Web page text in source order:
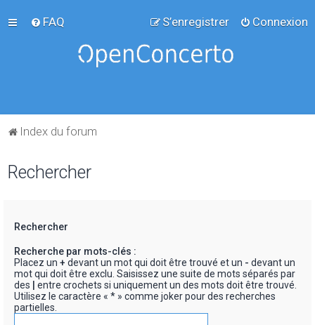
FAQ Connexion
S’enregistrer
Index du forum
Rechercher
Rechercher
Recherche par mots-clés :
Placez un + devant un mot qui doit être trouvé et un - devant un
mot qui doit être exclu. Saisissez une suite de mots séparés par
des
entre crochets si uniquement un des mots doit être trouvé.
Utilisez le caractère « * » comme joker pour des recherches
partielles.